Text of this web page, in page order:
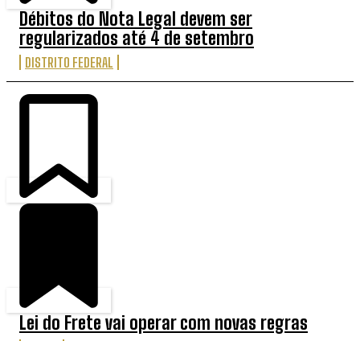
Débitos do Nota Legal devem ser
regularizados até 4 de setembro
DISTRITO FEDERAL
Lei do Frete vai operar com novas regras